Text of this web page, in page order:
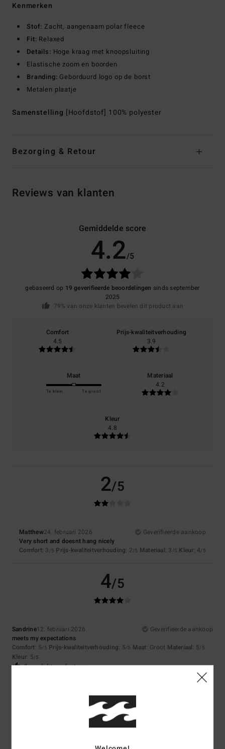
Kenmerken
Stof: Zacht, aangenaam polar fleece
Fit: Relaxed
Details: Hoge kraag met knoopsluiting
Elastische zoom en boorden
Branding: Geborduurd logo op de borst
Metalen plaatje
Samenstelling [Hoofdstof] 100% polyester
Bezorging & Retour
Reviews van klanten
Gemiddelde score
4.2/5
gebaseerd op 19 geverifieerde beoordelingen sinds september
2025
79% van onze klanten bevelen dit product aan
Comfort
4.5
Prijs-kwaliteitverhouding
3.9
Maat
Te klein Te groot
Materiaal
4.2
Kleur
4.8
2/5
Matthew24. februari 2026
Geverifieerde aankoop
Very short and doesnt hang nicely
Comfort: 3 /5 Prijs-kwaliteitverhouding: 2/5 Materiaal: 3 /5 Kleur: 4/5
4/5
Sandrine12. februari 2026
Geverifieerde aankoop
meets my expectations
Comfort: 5/5 Prijs-kwaliteitverhouding: 5/5 Maat: Groot Materiaal: 5/5
Kleur: 5/5
Ik raad dit product aan
5/5